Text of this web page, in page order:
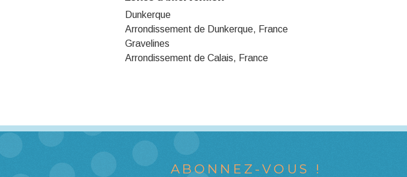
Dunkerque
Arrondissement de Dunkerque, France
Gravelines
Arrondissement de Calais, France
ABONNEZ-VOUS !